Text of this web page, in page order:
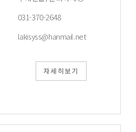
031-370-2648
lakisyss@hanmail.net
자세히보기